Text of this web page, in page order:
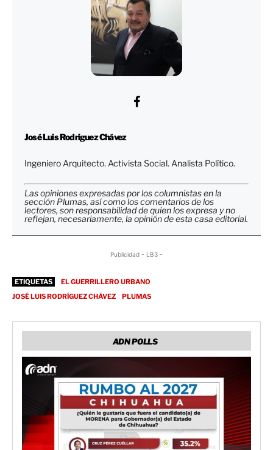
José Luis Rodriguez Chávez
Ingeniero Arquitecto. Activista Social. Analista Político.
Las opiniones expresadas por los columnistas en la
sección Plumas, así como los comentarios de los
lectores, son responsabilidad de quien los expresa y no
reflejan, necesariamente, la opinión de esta casa editorial.
Publicidad - LB3 -
ETIQUETAS
EL GUERRILLERO URBANO
JOSÉ LUIS RODRÍGUEZ CHÁVEZ
PLUMAS
ADN POLLS